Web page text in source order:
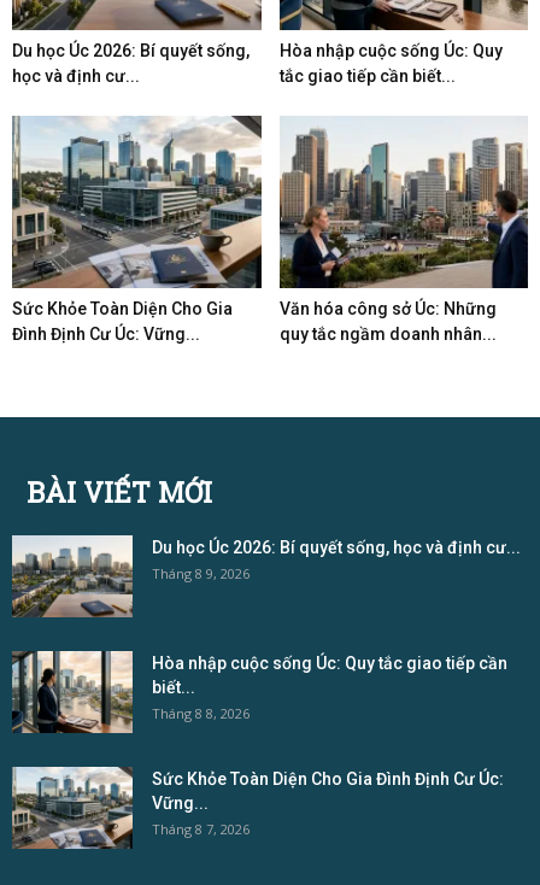
Du học Úc 2026: Bí quyết sống,
học và định cư...
Hòa nhập cuộc sống Úc: Quy
tắc giao tiếp cần biết...
Sức Khỏe Toàn Diện Cho Gia
Đình Định Cư Úc: Vững...
Văn hóa công sở Úc: Những
quy tắc ngầm doanh nhân...
BÀI VIẾT MỚI
Du học Úc 2026: Bí quyết sống, học và định cư...
Tháng 8 9, 2026
Hòa nhập cuộc sống Úc: Quy tắc giao tiếp cần
biết...
Tháng 8 8, 2026
Sức Khỏe Toàn Diện Cho Gia Đình Định Cư Úc:
Vững...
Tháng 8 7, 2026